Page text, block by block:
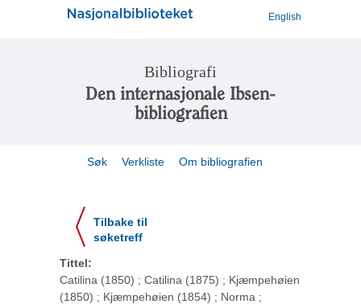
English
Bibliografi
Den internasjonale Ibsen-
bibliografien
Søk Verkliste Om bibliografien
Tilbake til
søketreff
Tittel:
Catilina (1850) ; Catilina (1875) ; Kjæmpehøien
(1850) ; Kjæmpehøien (1854) ; Norma ;